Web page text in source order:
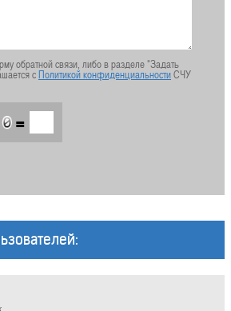
обратной связи, либо в разделе "Задать
сПолитикой конфиденциальностиСЧУ
=